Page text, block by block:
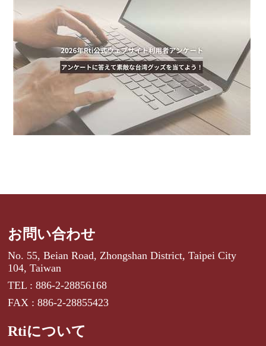
お問い合わせ
No. 55, Beian Road, Zhongshan District, Taipei City
104, Taiwan
TEL : 886-2-28856168
FAX : 886-2-28855423
Rtiについて